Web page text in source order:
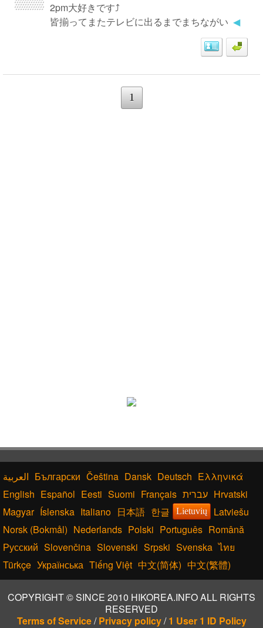
2pm大好きです⤴
皆揃ってまたテレビに出るまでまちながい ◀
1
Български Čeština Dansk Deutsch Ελληνικά
English Español Eesti Suomi Français עברית Hrvatski
Magyar Íslenska Italiano 日本語 한글 Lietuvių
Latviešu
Norsk (Bokmål) Nederlands Polski Português Română
Русский Slovenčina Slovenski Srpski Svenska ไทย
Türkçe Українська Tiếng Việt 中文(简体) 中文(繁體)
COPYRIGHT © SINCE 2010 HIKOREA.INFO ALL RIGHTS
RESERVED
Terms of Service/Privacy policy/1 User 1 ID Policy